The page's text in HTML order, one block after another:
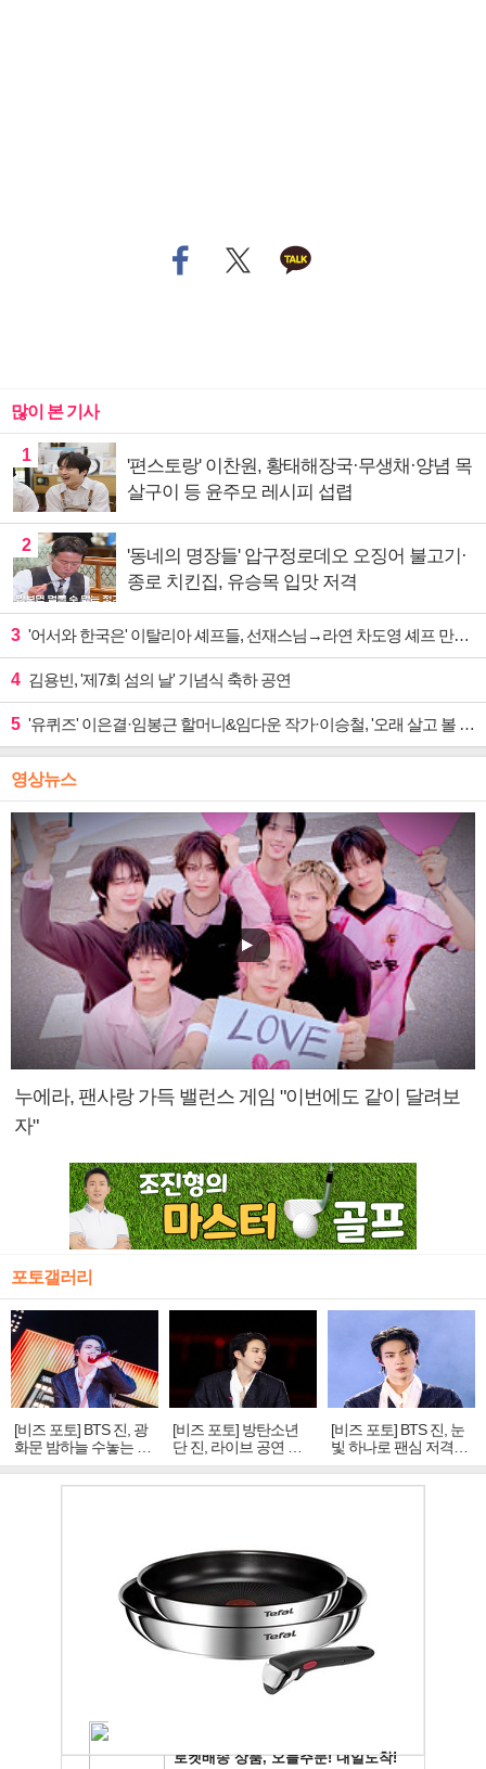
많이 본 기사
1
'편스토랑' 이찬원, 황태해장국·무생채·양념 목
살구이 등 윤주모 레시피 섭렵
2
'동네의 명장들' 압구정로데오 오징어 불고기·
종로 치킨집, 유승목 입맛 저격
3 '어서와 한국은' 이탈리아 셰프들, 선재스님→라연 차도영 셰프 만난다
4 김용빈, '제7회 섬의 날' 기념식 축하 공연
5 '유퀴즈' 이은결·임봉근 할머니&임다운 작가·이승철, '오래 살고 볼 일' 특집 출격
영상뉴스
누에라, 팬사랑 가득 밸런스 게임 "이번에도 같이 달려보
자"
포토갤러리
[비즈 포토] BTS 진, 광
화문 밤하늘 수놓는 '비
주얼 킹'의 열창
[비즈 포토] 방탄소년
단 진, 라이브 공연 중
빛나는 독보적 아우라
[비즈 포토] BTS 진, 눈
빛 하나로 팬심 저격…
독보적 카리스마